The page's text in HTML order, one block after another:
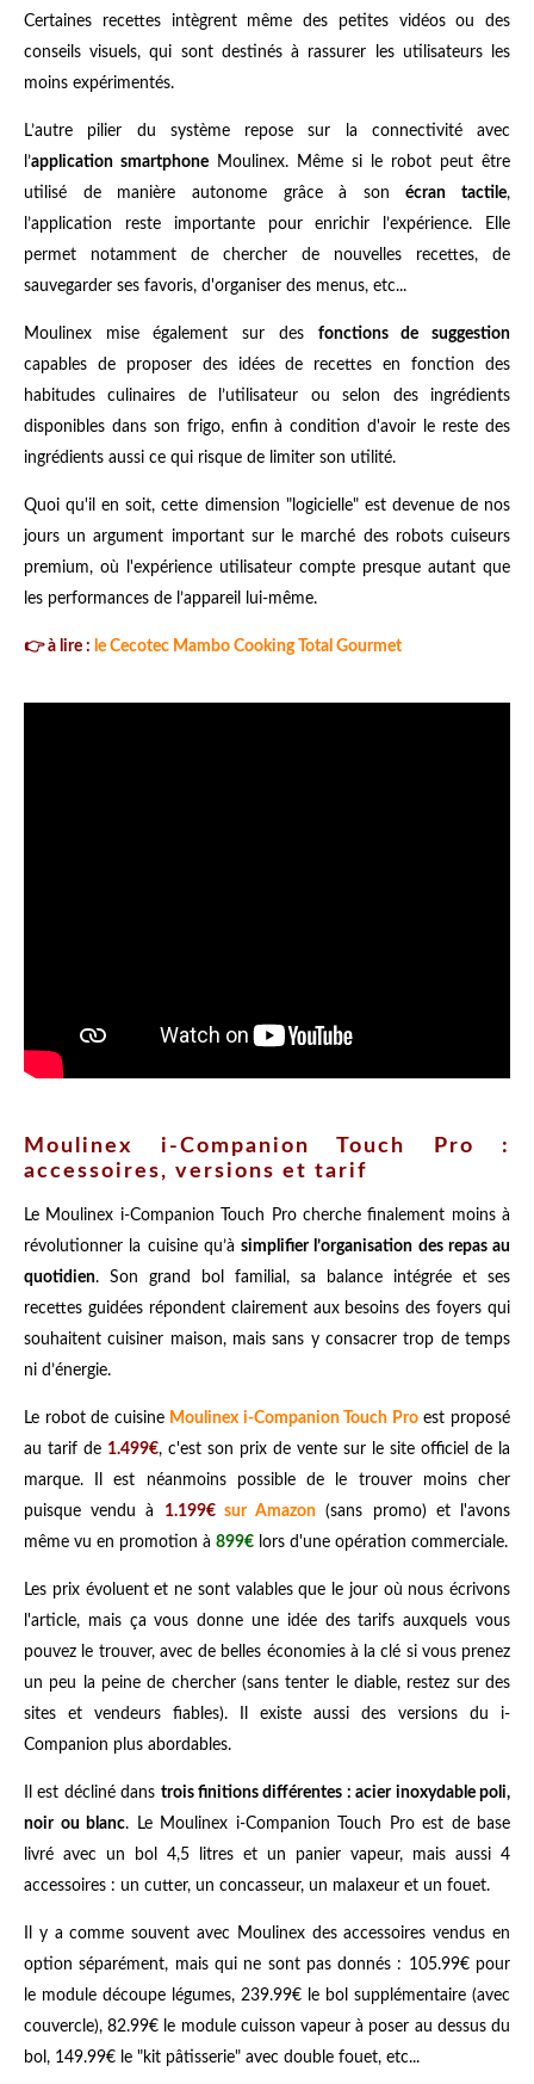
Certaines recettes intègrent même des petites vidéos ou des
conseils visuels, qui sont destinés à rassurer les utilisateurs les
moins expérimentés.
L’autre pilier du système repose sur la connectivité avec
l’application smartphone Moulinex. Même si le robot peut être
utilisé de manière autonome grâce à sonécran tactile,
l’application reste importante pour enrichir l’expérience. Elle
permet notamment de chercher de nouvelles recettes, de
sauvegarder ses favoris, d'organiser des menus, etc...
Moulinex mise également sur des fonctions de suggestion
capables de proposer des idées de recettes en fonction des
habitudes culinaires de l’utilisateur ou selon des ingrédients
disponibles dans son frigo, enfin à condition d'avoir le reste des
ingrédients aussi ce qui risque de limiter son utilité.
Quoi qu'il en soit, cette dimension "logicielle" est devenue de nos
jours un argument important sur le marché des robots cuiseurs
premium, où l'expérience utilisateur compte presque autant que
les performances de l’appareil lui-même.
👉 à lire : le Cecotec Mambo Cooking Total Gourmet
Moulinex i-Companion Touch Pro :
accessoires, versions et tarif
Le Moulinex i-Companion Touch Pro cherche finalement moins à
révolutionner la cuisine qu’à simplifier l’organisation des repas au
quotidien. Son grand bol familial, sa balance intégrée et ses
recettes guidées répondent clairement aux besoins des foyers qui
souhaitent cuisiner maison, mais sans y consacrer trop de temps
ni d’énergie.
Le robot de cuisine Moulinex i-Companion Touch Proest proposé
au tarif de 1.499€, c'est son prix de vente sur le site officiel de la
marque. Il est néanmoins possible de le trouver moins cher
puisque vendu à 1.199€ sur Amazon (sans promo) et l'avons
même vu en promotion à 899€ lors d'une opération commerciale.
Les prix évoluent et ne sont valables que le jour où nous écrivons
l'article, mais ça vous donne une idée des tarifs auxquels vous
pouvez le trouver, avec de belles économies à la clé si vous prenez
un peu la peine de chercher (sans tenter le diable, restez sur des
sites et vendeurs fiables). Il existe aussi des versions du i-
Companion plus abordables.
Il est décliné dans trois finitions différentes : acier inoxydable poli,
noir ou blanc. Le Moulinex i-Companion Touch Pro est de base
livré avec un bol 4,5 litres et un panier vapeur, mais aussi 4
accessoires : un cutter, un concasseur, un malaxeur et un fouet.
Il y a comme souvent avec Moulinex des accessoires vendus en
option séparément, mais qui ne sont pas donnés : 105.99€ pour
le module découpe légumes, 239.99€ le bol supplémentaire (avec
couvercle), 82.99€ le module cuisson vapeur à poser au dessus du
bol, 149.99€ le "kit pâtisserie" avec double fouet, etc...